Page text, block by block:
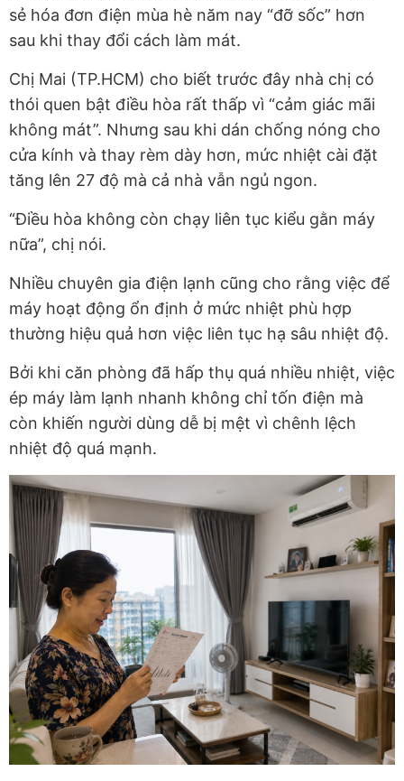
sẻ hóa đơn điện mùa hè năm nay “đỡ sốc” hơn
sau khi thay đổi cách làm mát.
Chị Mai (TP.HCM) cho biết trước đây nhà chị có
thói quen bật điều hòa rất thấp vì “cảm giác mãi
không mát”. Nhưng sau khi dán chống nóng cho
cửa kính và thay rèm dày hơn, mức nhiệt cài đặt
tăng lên 27 độ mà cả nhà vẫn ngủ ngon.
“Điều hòa không còn chạy liên tục kiểu gằn máy
nữa”, chị nói.
Nhiều chuyên gia điện lạnh cũng cho rằng việc để
máy hoạt động ổn định ở mức nhiệt phù hợp
thường hiệu quả hơn việc liên tục hạ sâu nhiệt độ.
Bởi khi căn phòng đã hấp thụ quá nhiều nhiệt, việc
ép máy làm lạnh nhanh không chỉ tốn điện mà
còn khiến người dùng dễ bị mệt vì chênh lệch
nhiệt độ quá mạnh.